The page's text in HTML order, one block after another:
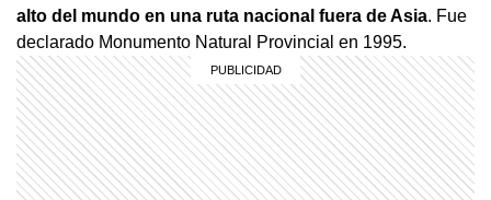
alto del mundo en una ruta nacional fuera de Asia. Fue
declarado Monumento Natural Provincial en 1995.